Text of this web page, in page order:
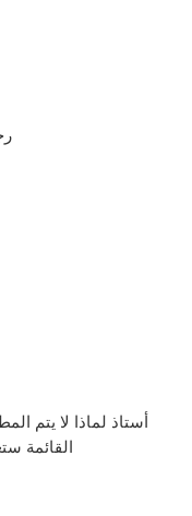
القائمة ستغطي ٣ سنوات